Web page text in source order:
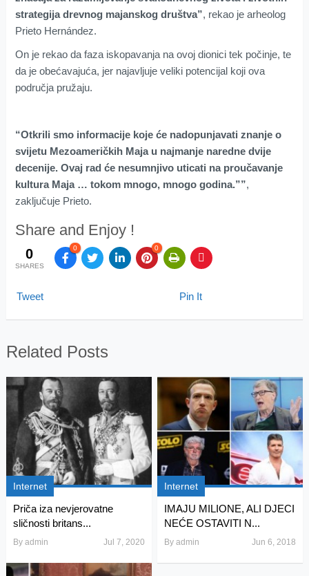
strategija drevnog majanskog društva”, rekao je arheolog
Prieto Hernández.
On je rekao da faza iskopavanja na ovoj dionici tek počinje, te
da je obećavajuća, jer najavljuje veliki potencijal koji ova
područja pružaju.
“Otkrili smo informacije koje će nadopunjavati znanje o
svijetu Mezoameričkih Maja u najmanje naredne dvije
decenije. Ovaj rad će nesumnjivo uticati na proučavanje
kultura Maja … tokom mnogo, mnogo godina.””,
zaključuje Prieto.
Share and Enjoy !
0
SHARES
0 0
Tweet Pin It
Related Posts
Internet
Priča iza nevjerovatne
sličnosti britans...
By admin Jul 7, 2020
Internet
IMAJU MILIONE, ALI DJECI
NEĆE OSTAVITI N...
Byadmin Jun 6, 2018